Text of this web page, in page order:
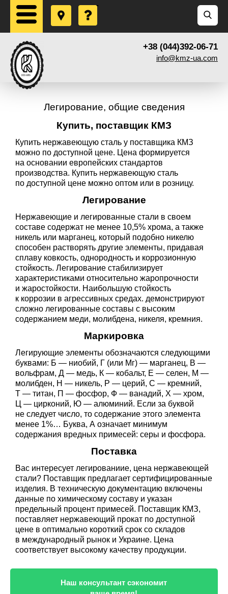
+38 (044)392-06-71
info@kmz-ua.com
Легирование, общие сведения
Купить, поставщик КМЗ
Купить нержавеющую сталь у поставщика КМЗ
можно по доступной цене. Цена формируется
на основании европейских стандартов
производства. Купить нержавеющую сталь
по доступной цене можно оптом или в розницу.
Легирование
Нержавеющие и легированные стали в своем
составе содержат не менее 10,5% хрома, а также
никель или марганец, который подобно никелю
способен растворять другие элементы, придавая
сплаву ковкость, однородность и коррозионную
стойкость. Легирование стабилизирует
характеристиками относительно жаропрочности
и жаростойкости. Наибольшую стойкость
к коррозии в агрессивных средах. демонстрируют
сложно легированные составы с высоким
содержанием меди, молибдена, никеля, кремния.
Маркировка
Легирующие элементы обозначаются следующими
буквами: Б — ниобий, Г (или Мг) — марганец, В —
вольфрам, Д — медь, К — кобальт, Е — селен, М —
молибден, Н — никель, Р — церий, С — кремний,
Т — титан, П — фосфор, Ф — ванадий, Х — хром,
Ц — цирконий, Ю — алюминий. Если за буквой
не следует число, то содержание этого элемента
менее 1%… Буква, А означает минимум
содержания вредных примесей: серы и фосфора.
Поставка
Вас интересует легированиие, цена нержавеющей
стали? Поставщик предлагает сертифицированные
изделия. В техническую документацию включены
данные по химическому составу и указан
предельный процент примесей. Поставщик КМЗ,
поставляет нержавеющий прокат по доступной
цене в оптимально короткий срок со складов
в международный рынок и Украине. Цена
соответствует высокому качеству продукции.
Наш консультант сэкономит